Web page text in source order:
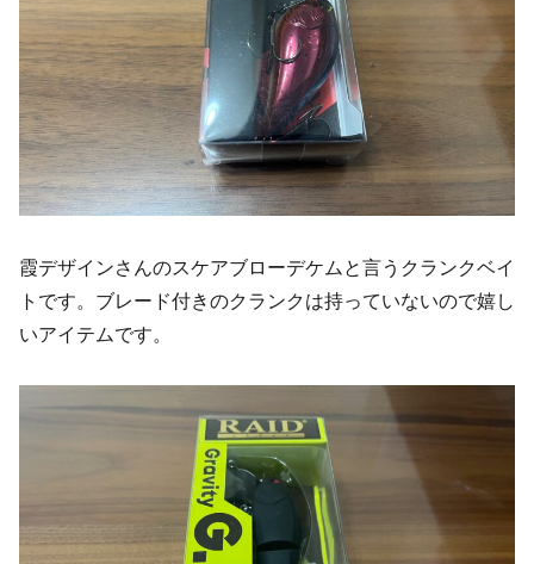
霞デザインさんのスケアブローデケムと言うクランクベイ
トです。ブレード付きのクランクは持っていないので嬉し
いアイテムです。